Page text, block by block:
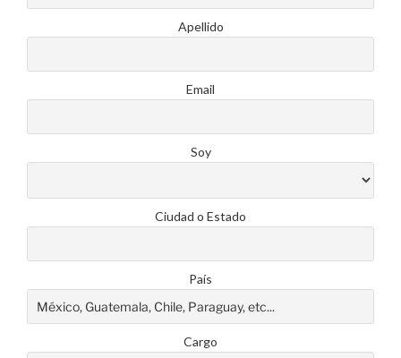
Apellido
Email
Soy
Ciudad o Estado
País
Cargo